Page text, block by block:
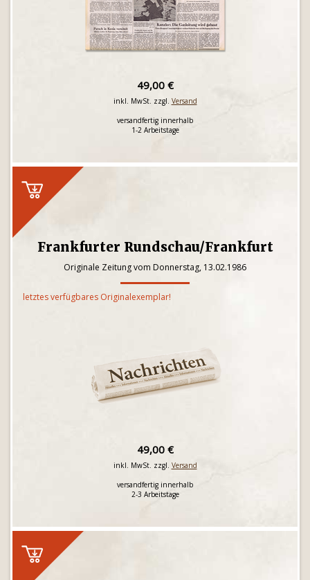
49,00 €
inkl. MwSt. zzgl. Versand
versandfertig innerhalb
1-2 Arbeitstage
Frankfurter Rundschau/Frankfurt
Originale Zeitung vom Donnerstag, 13.02.1986
letztes verfügbares Originalexemplar!
49,00 €
inkl. MwSt. zzgl. Versand
versandfertig innerhalb
2-3 Arbeitstage